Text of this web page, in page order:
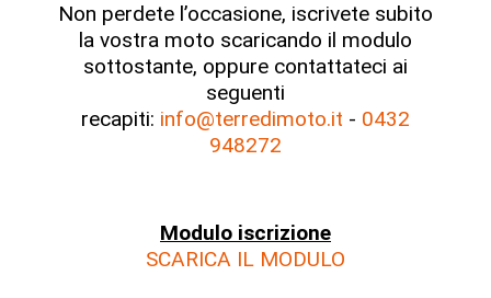
Non perdete l’occasione, iscrivete subito
la vostra moto scaricando il modulo
sottostante, oppure contattateci ai
seguenti
recapiti: info@terredimoto.it - 0432
948272
Modulo iscrizione
SCARICA IL MODULO